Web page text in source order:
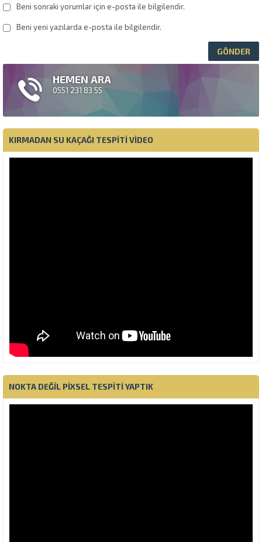
Beni sonraki yorumlar için e-posta ile bilgilendir.
Beni yeni yazılarda e-posta ile bilgilendir.
HEMEN ARA
0551 231 83 55
KIRMADAN SU KAÇAĞI TESPITI VIDEO
NOKTA DEĞIL PIXSEL TESPITI YAPTIK